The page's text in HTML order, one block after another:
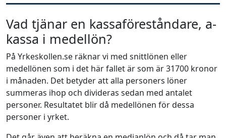
Vad tjänar en kassaföreståndare, a-
kassa i medellön?
På Yrkeskollen.se räknar vi med snittlönen eller
medellönen som i det här fallet är som är 31700 kronor
i månaden. Det betyder att alla personers löner
summeras ihop och divideras sedan med antalet
personer. Resultatet blir då medellönen för dessa
personer i yrket.